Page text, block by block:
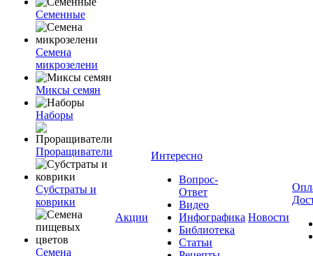
Семенные
Семена
микрозелени
Миксы семян
Наборы
Проращиватели
Субстраты и
коврики
Семена
Акции
Интересно
Вопрос-
Ответ
Видео
Инфографика
Библиотека
Статьи
Новости